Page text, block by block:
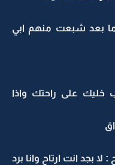
ما بعد شبعت منهم ابي
على راحتك واذا
بجد انت ارتاح وانا برد